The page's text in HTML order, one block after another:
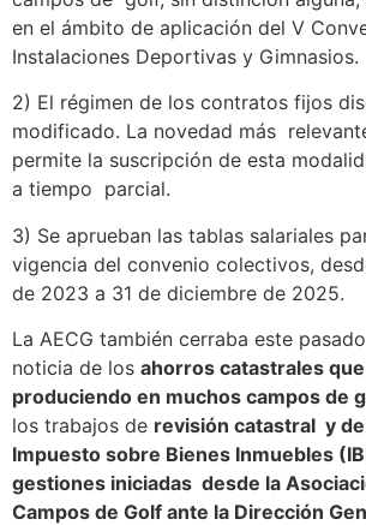
en el ámbito de aplicación del V
Instalaciones Deportivas y Gimnasios.
2) El régimen de los contratos fijos
modificado. La novedad más
permite la suscripción de esta
a tiempo parcial.
3) Se aprueban las tablas salariales
vigencia del convenio colectivos,
de 2023 a 31 de diciembre de 2025.
La AECG también cerraba este
noticia de los ahorros catastrales
produciendo en muchos campos de
los trabajos de revisión catastral y
Impuesto sobre Bienes Inmuebles
gestiones iniciadas desde la
Campos de Golf ante la Dirección